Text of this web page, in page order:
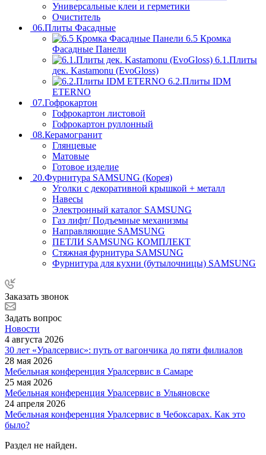
Универсальные клеи и герметики
Очиститель
06.Плиты Фасадные
6.5 Кромка
Фасадные Панели
6.1.Плиты
дек. Kastamonu (EvoGloss)
6.2.Плиты IDM
ETERNO
07.Гофрокартон
Гофрокартон листовой
Гофрокартон руллонный
08.Керамогранит
Глянцевые
Матовые
Готовое изделие
20.Фурнитура SAMSUNG (Корея)
Уголки с декоративной крышкой + металл
Навесы
Электронный каталог SAMSUNG
Газ лифт/ Подъемные механизмы
Направляющие SAMSUNG
ПЕТЛИ SAMSUNG КОМПЛЕКТ
Стяжная фурнитура SAMSUNG
Фурнитура для кухни (бутылочницы) SAMSUNG
Заказать звонок
Задать вопрос
Новости
4 августа 2026
30 лет «Уралсервис»: путь от вагончика до пяти филиалов
28 мая 2026
Мебельная конференция Уралсервис в Самаре
25 мая 2026
Мебельная конференция Уралсервис в Ульяновске
24 апреля 2026
Мебельная конференция Уралсервис в Чебоксарах. Как это
было?
Раздел не найден.